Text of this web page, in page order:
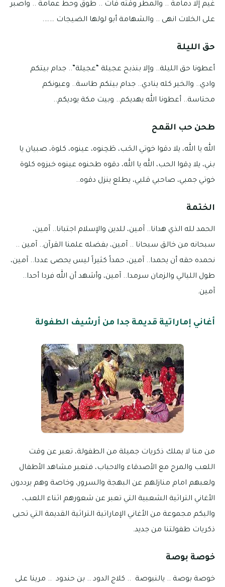
غيم إلا دمامة .. والمطر وقته فات .. طوق وحط عمامة .. واصبر
على الخلات انهى .. والشهامة أبو لولها الضيجات …….
حق الليلة
أعطونا حق الليلة.. وإلا بنذبح عجيلة “عجيلة”.. جدام بيتكم
وادي.. والخير كله ينادي.. جدام بيتكم طاسة.. وعيونكم
محتاسة.. أعطونا الله يهديكم.. وبيت مكة يوديكم..
طحن حب القمح
الله يا الله، يلا دقوا خوتي الحَب، طَحِنوه، عينوه، كلوة، صبيان يا
بني، يلا دِقوا الحب، الله يا الله، دقوه طحنوه عينوه خبزوه كلوة
خوتي جمبي، صاحبي قلبي، يطلع ينزل دقوه..
الختمة
الحمد لله الذي هدانا.. آمين، للدين والإسلام اجتبانا.. آمين،
سبحانه من خالق سبحانا .. آمين، بفضله علمنا القرآن.. آمين ..
نحمده حقه أن يحمدا.. آمين، حمداً كثيراً ليس يحصى عددا.. آمين،
طول الليالي والزمان سرمدا.. آمين، وأشهد أن الله فردا أحدا..
آمين.
أغاني إماراتية قديمة جدا من أرشيف الطفولة
من منا لا يملك ذكريات جميلة من الطفولة، تعبر عن وقت
اللعب والمرح مع الأصدقاء والاحباب، فتعبر مشاهد الأطفال
ولعبهم امام منازلهم عن البهجة والسرور، وخاصة وهم يرددون
الأغاني التراثية الشعبية التي تعبر عن شعورهم اثناء اللعب،
واليكم مجموعة من الأغاني الإماراتية التراثية القديمة التي تحيى
ذكريات طفولتنا من جديد.
خوصة بوصة
خوصة بوصة .. يالنبوصة .. كلاج الدود .. بن حندود .. مرينا على